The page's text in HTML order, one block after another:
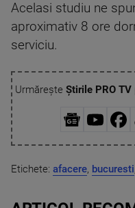
Acelasi studiu ne
aproximativ 8 ore
serviciu.
Urmărește Știrile PRO TV
Etichete: afacere, bucuresti